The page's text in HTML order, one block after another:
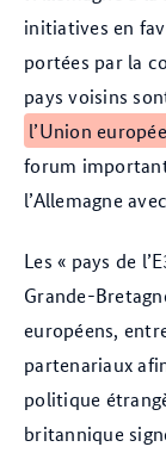
initiatives en
portées par la
pays voisins
l’Union
forum
l’Allemagne
Les « pays de
Grande-
européens,
partenariaux
politique
britannique